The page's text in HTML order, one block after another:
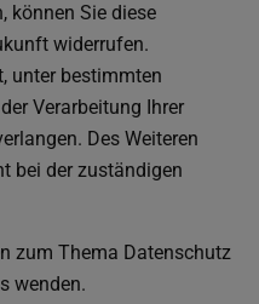
können Sie diese
widerrufen.
unter bestimmten
Verarbeitung Ihrer
Des Weiteren
bei der zuständigen
zum Thema Datenschutz
wenden.